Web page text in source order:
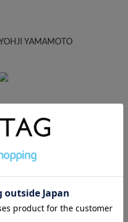
YOHJI YAMAMOTO
HOMME PLISEE